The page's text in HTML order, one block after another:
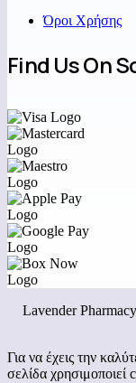
Όροι Χρήσης
Find Us On
Lavender
Για να έχεις την
σελίδα